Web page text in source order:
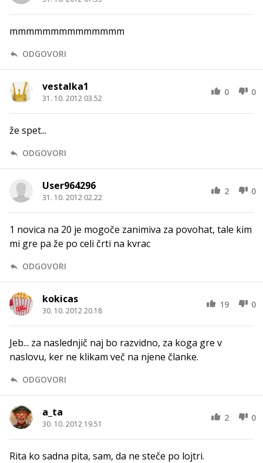
mmmmmmmmmmmmmm
ODGOVORI
vestalka1
31. 10. 2012 03.52
0 0
že spet...
ODGOVORI
User964296
31. 10. 2012 02.22
2 0
1 novica na 20 je mogoče zanimiva za povohat, tale kim
mi gre pa že po celi črti na kvrac
ODGOVORI
kokicas
30. 10. 2012 20.18
19 0
Jeb... za naslednjič naj bo razvidno, za koga gre v
naslovu, ker ne klikam več na njene članke.
ODGOVORI
a_ta
30. 10. 2012 19.51
2 0
Rita ko sadna pita, sam, da ne steče po lojtri.